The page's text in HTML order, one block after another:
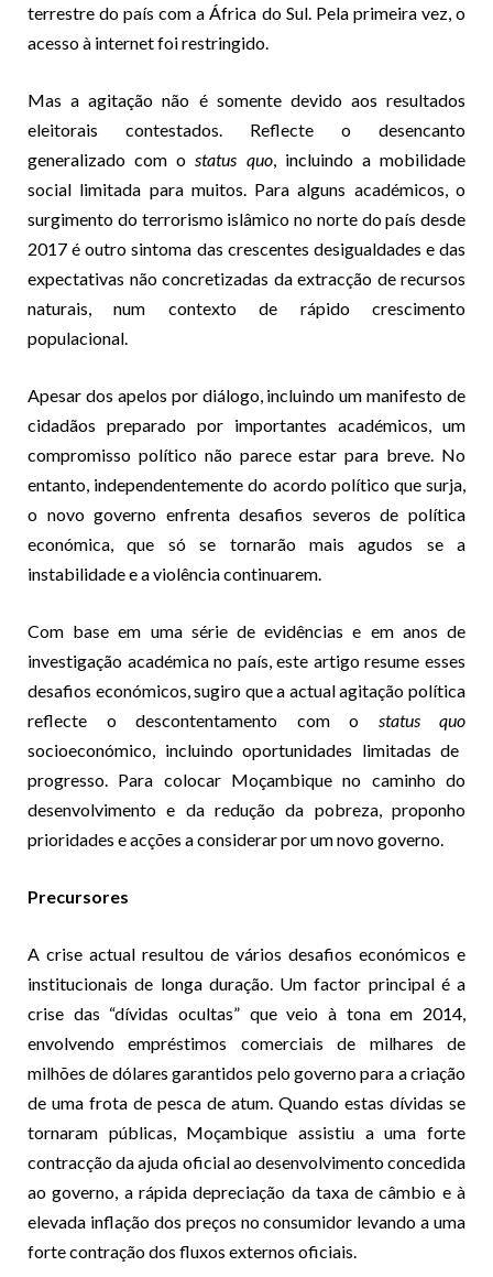
terrestre do país com a África do Sul. Pela primeira vez, o
acesso à internet foi restringido.
Mas a agitação não é somente devido aos resultados
eleitorais contestados. Reflecte o desencanto
generalizado com ostatus quo, incluindo a mobilidade
social limitada para muitos. Para alguns académicos, o
surgimento do terrorismo islâmico no norte do país desde
2017 é outro sintoma das crescentes desigualdades e das
expectativas não concretizadas da extracção de recursos
naturais, num contexto de rápido crescimento
populacional.
Apesar dos apelos por diálogo, incluindo um manifesto de
cidadãos preparado por importantes académicos, um
compromisso político não parece estar para breve. No
entanto, independentemente do acordo político que surja,
o novo governo enfrenta desafios severos de política
económica, que só se tornarão mais agudos se a
instabilidade e a violência continuarem.
Com base em uma série de evidências e em anos de
investigação académica no país, este artigo resume esses
desafios económicos, sugiro que a actual agitação política
reflecte o descontentamento com o status quo
socioeconómico, incluindo oportunidades limitadas de
progresso. Para colocar Moçambique no caminho do
desenvolvimento e da redução da pobreza, proponho
prioridades e acções a considerar por um novo governo.
Precursores
A crise actual resultou de vários desafios económicos e
institucionais de longa duração. Um factor principal é a
crise das “dívidas ocultas” que veio à tona em 2014,
envolvendo empréstimos comerciais de milhares de
milhões de dólares garantidos pelo governo para a criação
de uma frota de pesca de atum. Quando estas dívidas se
tornaram públicas, Moçambique assistiu a uma forte
contracção da ajuda oficial ao desenvolvimento concedida
ao governo, a rápida depreciação da taxa de câmbio e à
elevada inflação dos preços no consumidor levando a uma
forte contração dos fluxos externos oficiais.